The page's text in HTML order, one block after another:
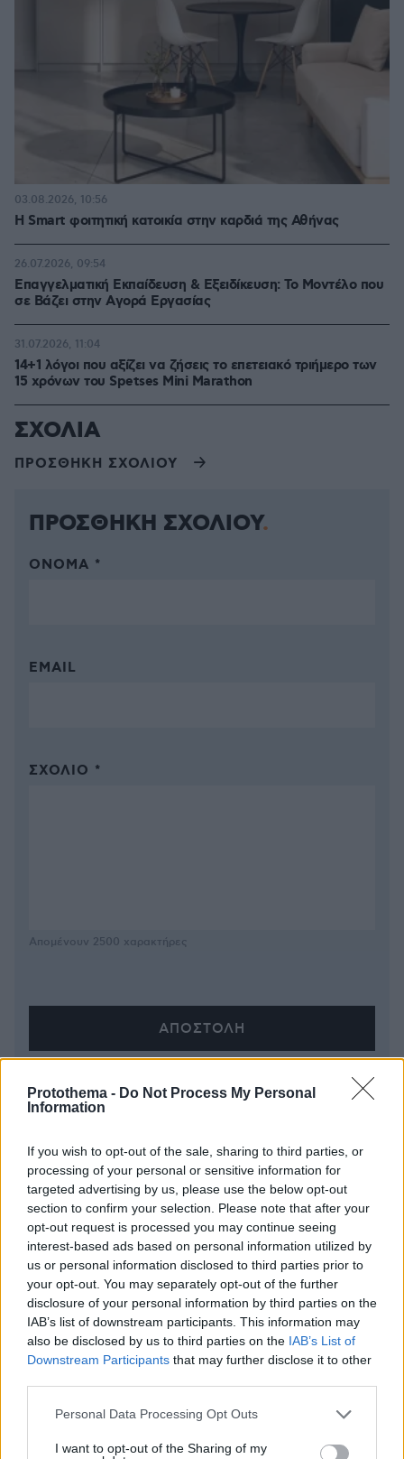
Protothema - Do Not Process My Personal
Information
If you wish to opt-out of the sale, sharing to third parties, or
processing of your personal or sensitive information for
targeted advertising by us, please use the below opt-out
section to confirm your selection. Please note that after your
opt-out request is processed you may continue seeing
interest-based ads based on personal information utilized by
us or personal information disclosed to third parties prior to
your opt-out. You may separately opt-out of the further
disclosure of your personal information by third parties on the
IAB’s list of downstream participants. This information may
also be disclosed by us to third parties on the IAB’s List of
Downstream Participants that may further disclose it to other
Please note that this website/app uses one or more Google
not limited to your visit or usage behaviour. You may click to
Personal Data Processing Opt Outs
I want to opt-out of the Sharing of my
Η Smart φοιτητική κατοικία στην καρδιά της Αθήνας
03.08.2026, 10:56
Επαγγελματική Εκπαίδευση & Εξειδίκευση: Το Mοντέλο που
σε Bάζει στην Aγορά Eργασίας
26.07.2026, 09:54
14+1 λόγοι που αξίζει να ζήσεις το επετειακό τριήμερο των
15 χρόνων του Spetses Mini Marathon
31.07.2026, 11:04
ΣΧΟΛΙΑ
ΠΡΟΣΘΗΚΗ ΣΧΟΛΙΟΥ
ΠΡΟΣΘΗΚΗ ΣΧΟΛΙΟΥ
ΌΝΟΜΑ *
EMAIL
ΣΧΌΛΙΟ *
Απομένουν 2500 χαρακτήρες
* Υποχρεωτικά πεδία
ΡΟΗ ΕΙΔΗΣΕΩΝ
Ειδήσεις Δημοφιλή Σχολιασμένα
Νέα καρφιά Αυγερινού για την Καρυστιανού: Kάποιοι
ονειρεύονται βουλευτικά έδρανα και συνωμοσίες, η
δημοκρατία θα τους χαλάσει το όνειρο
πριν 5 λεπτά
Το παρεξηγημένο αιθέριο έλαιο που κρατά μακριά τα
κουνούπια για 3 ώρες
πριν 6 λεπτά
Η ντομάτα στο μικροσκόπιο: Τι συμβαίνει όταν την